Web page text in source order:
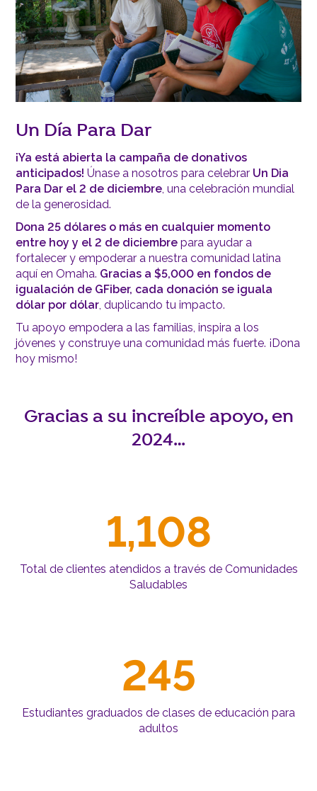
Un Día Para Dar
¡Ya está abierta la campaña de donativos
anticipados! Únase a nosotros para celebrar Un Dia
Para Dar el 2 de diciembre , una celebración mundial
de la generosidad.
Dona 25 dólares o más en cualquier momento
entre hoy y el 2 de diciembre para ayudar a
fortalecer y empoderar a nuestra comunidad latina
aquí en Omaha. Gracias a $5,000 en fondos de
igualación de GFiber, cada donación se iguala
dólar por dólar , duplicando tu impacto.
Tu apoyo empodera a las familias, inspira a los
jóvenes y construye una comunidad más fuerte. ¡Dona
hoy mismo!
Gracias a su increíble apoyo, en
2024…
1,108
Total de clientes atendidos a través de Comunidades
Saludables
245
Estudiantes graduados de clases de educación para
adultos